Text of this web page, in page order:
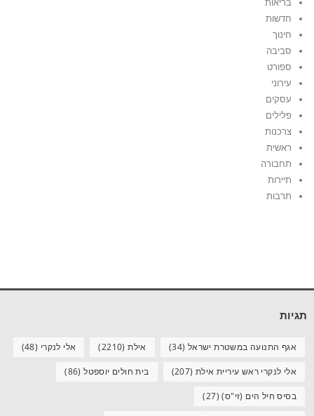
בריאות
חדשות
חינוך
סביבה
ספורט
עירוני
עסקים
פלילים
צרכנות
ראשית
תחבורה
תיירות
תרבות
תגיות
אגף התנועה במשטרת ישראל (34) אילת(2210) אלי לנקרי (48)
אלי לנקרי ראש עיריית אילת (207) בית חולים יוספטל(86)
בסיס חיל הים (זי"ס)(27)